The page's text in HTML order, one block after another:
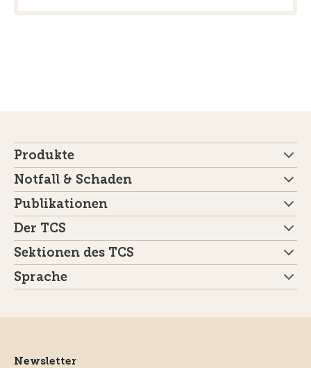
Produkte
Notfall & Schaden
Publikationen
Der TCS
Sektionen des TCS
Sprache
Newsletter